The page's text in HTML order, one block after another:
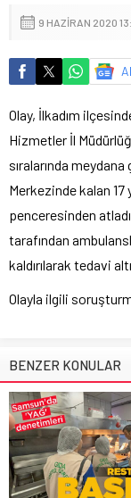
9 HAZIRAN 2020
Olay, İlkadım
Hizmetler İl
sıralarında
Merkezinde kalan 17
penceresinden
tarafından
kaldırılarak tedavi
Olayla ilgili
BENZER KONULAR